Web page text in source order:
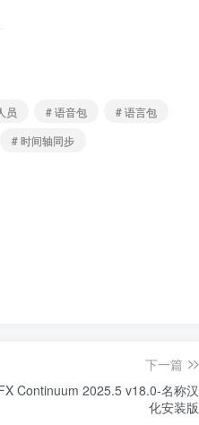
员 # 语音包
# 语言包
# 时间轴同步
下一篇
Continuum 2025.5 v18.0-名称汉
化安装版